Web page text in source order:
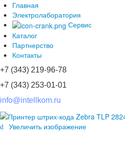
Главная
Электролаборатория
Сервис
Каталог
Партнерство
Контакты
+7 (343) 219-96-78
+7 (343) 253-01-01
info@intellkom.ru
Увеличить изображение